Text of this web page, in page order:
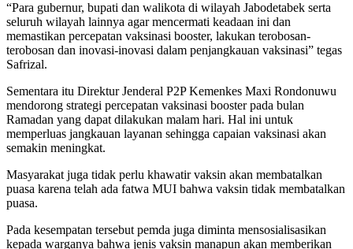
“Para gubernur, bupati dan walikota di wilayah Jabodetabek serta
seluruh wilayah lainnya agar mencermati keadaan ini dan
memastikan percepatan vaksinasi booster, lakukan terobosan-
terobosan dan inovasi-inovasi dalam penjangkauan vaksinasi” tegas
Safrizal.
Sementara itu Direktur Jenderal P2P Kemenkes Maxi Rondonuwu
mendorong strategi percepatan vaksinasi booster pada bulan
Ramadan yang dapat dilakukan malam hari. Hal ini untuk
memperluas jangkauan layanan sehingga capaian vaksinasi akan
semakin meningkat.
Masyarakat juga tidak perlu khawatir vaksin akan membatalkan
puasa karena telah ada fatwa MUI bahwa vaksin tidak membatalkan
puasa.
Pada kesempatan tersebut pemda juga diminta mensosialisasikan
kepada warganya bahwa jenis vaksin manapun akan memberikan